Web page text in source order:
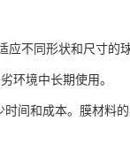
应不同形状和尺寸的
环境中长期使用。
间和成本。膜材料